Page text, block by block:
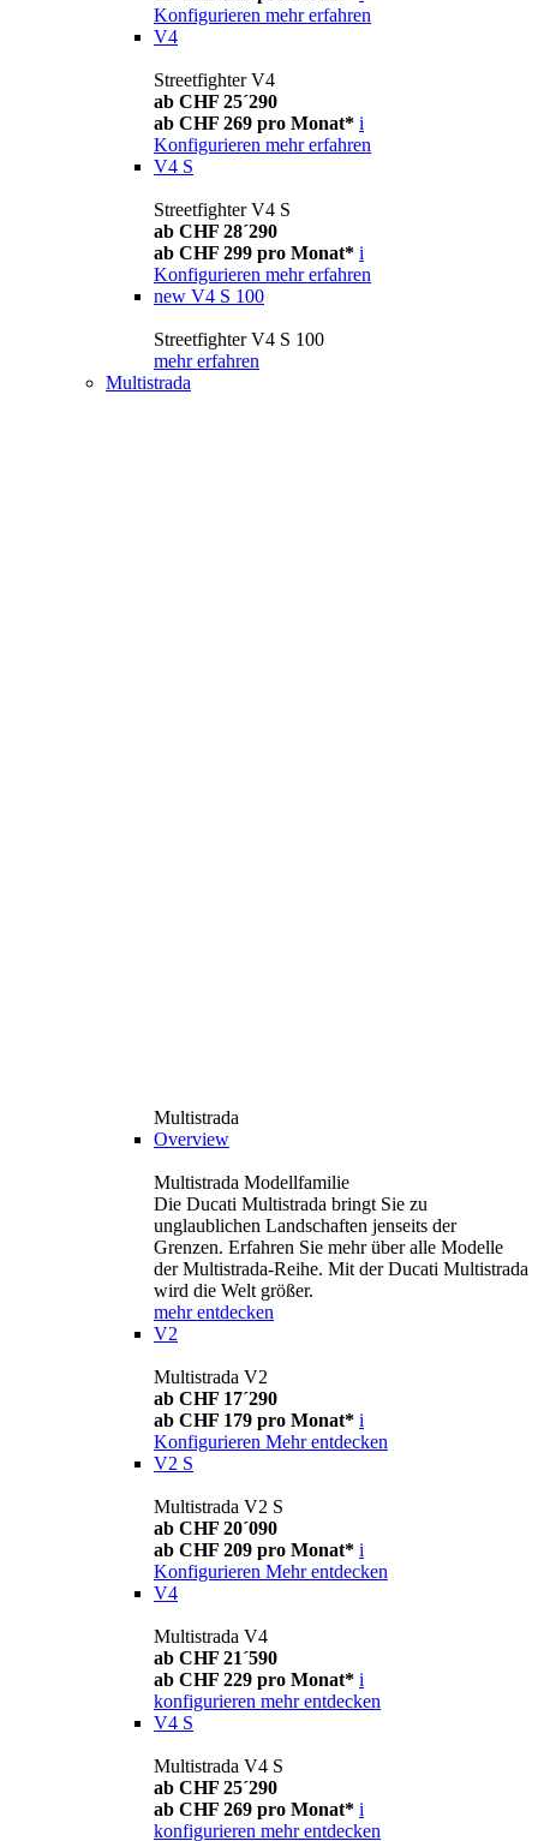
Konfigurieren mehr erfahren
V4
Streetfighter V4
ab CHF 25´290
ab CHF 269 pro Monat* i
Konfigurieren mehr erfahren
V4 S
Streetfighter V4 S
ab CHF 28´290
ab CHF 299 pro Monat* i
Konfigurieren mehr erfahren
new V4 S 100
Streetfighter V4 S 100
mehr erfahren
Multistrada
Multistrada
Overview
Multistrada Modellfamilie
Die Ducati Multistrada bringt Sie zu
unglaublichen Landschaften jenseits der
Grenzen. Erfahren Sie mehr über alle Modelle
der Multistrada-Reihe. Mit der Ducati Multistrada
wird die Welt größer.
mehr entdecken
V2
Multistrada V2
ab CHF 17´290
ab CHF 179 pro Monat* i
Konfigurieren Mehr entdecken
V2 S
Multistrada V2 S
ab CHF 20´090
ab CHF 209 pro Monat* i
Konfigurieren Mehr entdecken
V4
Multistrada V4
ab CHF 21´590
ab CHF 229 pro Monat* i
konfigurieren mehr entdecken
V4 S
Multistrada V4 S
ab CHF 25´290
ab CHF 269 pro Monat* i
konfigurieren mehr entdecken